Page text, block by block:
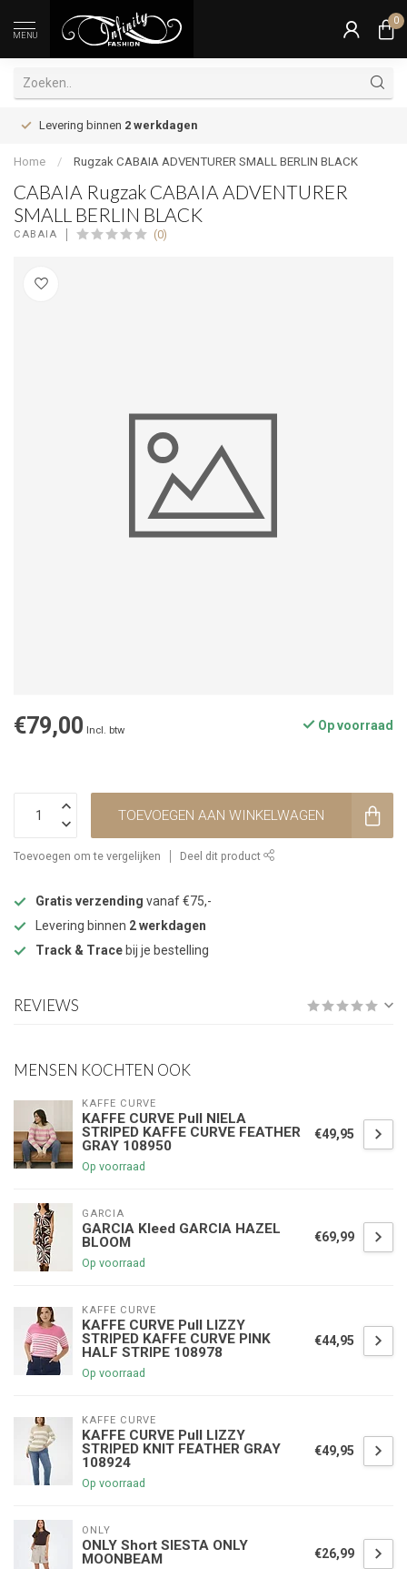
MENU
0
Levering binnen 2 werkdagen
Home / Rugzak CABAIA ADVENTURER SMALL BERLIN BLACK
CABAIA Rugzak CABAIA ADVENTURER
SMALL BERLIN BLACK
CABAIA (0)
€79,00 Incl. btw Op voorraad
TOEVOEGEN AAN WINKELWAGEN
Toevoegen om te vergelijken Deel dit product
Gratis verzending vanaf €75,-
Levering binnen 2 werkdagen
Track & Trace bij je bestelling
REVIEWS
MENSEN KOCHTEN OOK
KAFFE CURVE
KAFFE CURVE Pull NIELA
STRIPED KAFFE CURVE FEATHER
GRAY 108950
Op voorraad
€49,95
GARCIA
GARCIA Kleed GARCIA HAZEL
BLOOM
Op voorraad
€69,99
KAFFE CURVE
KAFFE CURVE Pull LIZZY
STRIPED KAFFE CURVE PINK
HALF STRIPE 108978
Op voorraad
€44,95
KAFFE CURVE
KAFFE CURVE Pull LIZZY
STRIPED KNIT FEATHER GRAY
108924
Op voorraad
€49,95
ONLY
ONLY Short SIESTA ONLY
MOONBEAM
€26,99